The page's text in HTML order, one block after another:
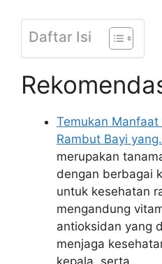
Daftar Isi
Temukan
Rambut Bayi
merupakan
dengan berbagai
untuk kesehatan
mengandung
antioksidan yang
menjaga
kepala, serta…